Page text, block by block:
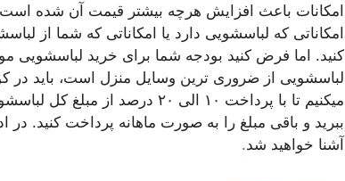
امکانات باعث افزایش هرچه بیشتر قیمت آن شده است؛
امکاناتی که لباسشویی دارد یا امکاناتی که شما از
کنید. اما فرض کنید بودجه شما برای خرید لباسشویی
لباسشویی از ضروری ترین وسایل منزل است، باید در
میکنیم تا با پرداخت ۱۰ الی ۲۰
ببرید و باقی مبلغ را به صورت ماهانه پرداخت کنید.
آشنا خواهید شد.